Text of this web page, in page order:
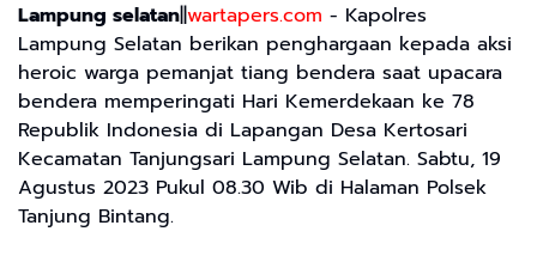
Lampung selatan||wartapers.com - Kapolres
Lampung Selatan berikan penghargaan kepada aksi
heroic warga pemanjat tiang bendera saat upacara
bendera memperingati Hari Kemerdekaan ke 78
Republik Indonesia di Lapangan Desa Kertosari
Kecamatan Tanjungsari Lampung Selatan. Sabtu, 19
Agustus 2023 Pukul 08.30 Wib di Halaman Polsek
Tanjung Bintang.